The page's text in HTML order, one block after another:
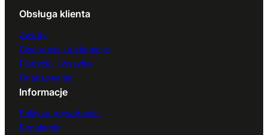
Obsługa klienta
Zwroty
Gwarancja i reklamacje
Płatności i wysyłka
Finansowanie
Informacje
Polityka prywatności
Regulamin